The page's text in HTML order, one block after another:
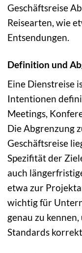
Geschäftsreise
Reisearten, wie
Entsendungen.
Definition und
Eine Dienstreise
Intentionen
Meetings,
Die Abgrenzung
Geschäftsreise
Spezifität der
auch
etwa zur
wichtig für
genau zu
Standards